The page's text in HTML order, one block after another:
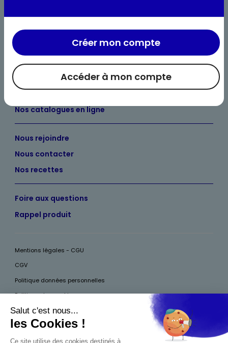
Bienvenue chez Maximo
Nos engagements
Maximo et vous
Nos catalogues en ligne
Nous rejoindre
Nous contacter
Nos recettes
Foire aux questions
Rappel produit
Mentions légales - CGU
CGV
Politique données personnelles
Politique des cookies
Accessibilité
Accéder à mon compte
Créer mon compte